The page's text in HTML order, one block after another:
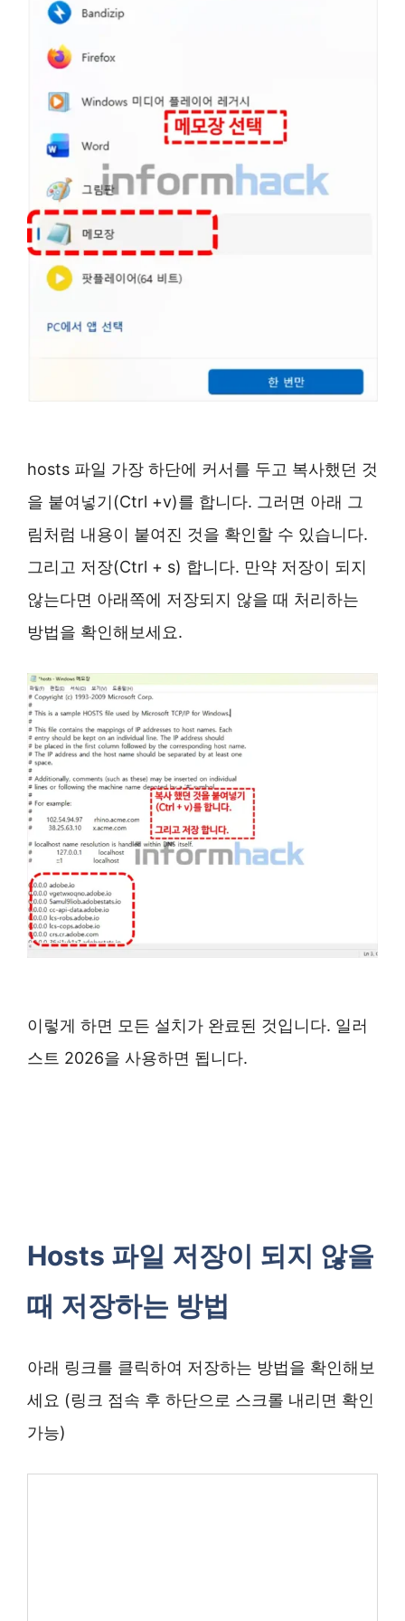
hosts 파일 가장 하단에 커서를 두고 복사했던 것
을 붙여넣기(Ctrl +v)를 합니다. 그러면 아래 그
림처럼 내용이 붙여진 것을 확인할 수 있습니다.
그리고 저장(Ctrl + s) 합니다. 만약 저장이 되지
않는다면 아래쪽에 저장되지 않을 때 처리하는
방법을 확인해보세요.
이렇게 하면 모든 설치가 완료된 것입니다. 일러
스트 2026을 사용하면 됩니다.
Hosts 파일 저장이 되지 않을
때 저장하는 방법
아래 링크를 클릭하여 저장하는 방법을 확인해보
세요 (링크 점속 후 하단으로 스크롤 내리면 확인
가능)